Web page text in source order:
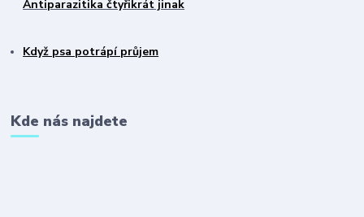
Antiparazitika čtyřikrát jinak
Když psa potrápí průjem
Kde nás najdete